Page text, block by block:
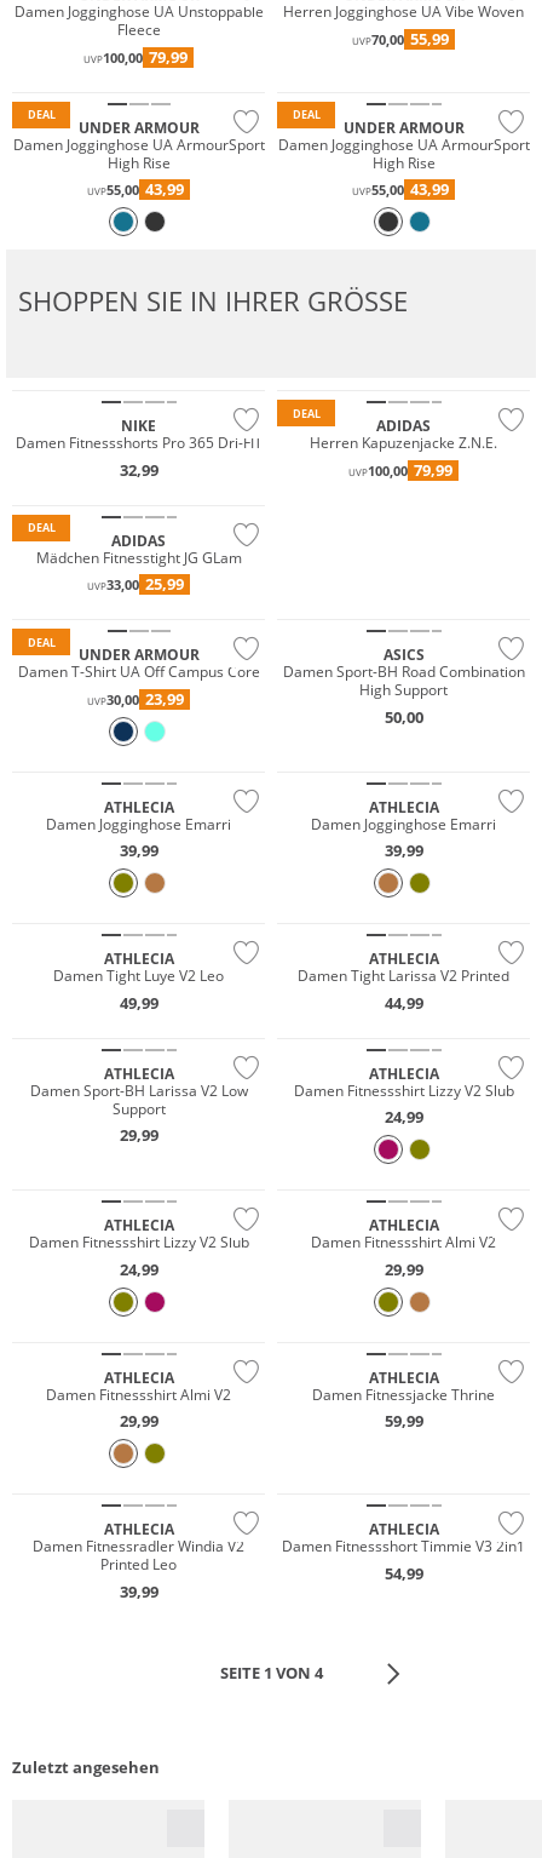
Damen Jogginghose UA Unstoppable
Fleece
UVP100,00 79,99
Herren Jogginghose UA Vibe Woven
UVP70,00 55,99
DEAL
UNDER ARMOUR
Damen Jogginghose UA ArmourSport
High Rise
UVP55,00 43,99
DEAL
UNDER ARMOUR
Damen Jogginghose UA ArmourSport
High Rise
UVP55,00 43,99
SHOPPEN SIE IN IHRER GRÖSSE
NIKE
Damen Fitnessshorts Pro 365 Dri-FIT
32,99
DEAL
ADIDAS
Herren Kapuzenjacke Z.N.E.
UVP100,00 79,99
DEAL
Preis & Wert
ADIDAS
Mädchen Fitnesstight JG GLam
UVP33,00 25,99
DEAL
UNDER ARMOUR
Damen T-Shirt UA Off Campus Core
UVP30,00 23,99
ASICS
Damen Sport-BH Road Combination
High Support
50,00
ATHLECIA
Damen Jogginghose Emarri
39,99
ATHLECIA
Damen Jogginghose Emarri
39,99
ATHLECIA
Damen Tight Luye V2 Leo
49,99
ATHLECIA
Damen Tight Larissa V2 Printed
44,99
ATHLECIA
Damen Sport-BH Larissa V2 Low
Support
29,99
NEU
ATHLECIA
Damen Fitnessshirt Lizzy V2 Slub
24,99
ATHLECIA
Damen Fitnessshirt Lizzy V2 Slub
24,99
ATHLECIA
Damen Fitnessshirt Almi V2
29,99
ATHLECIA
Damen Fitnessshirt Almi V2
29,99
ATHLECIA
Damen Fitnessjacke Thrine
59,99
ATHLECIA
Damen Fitnessradler Windia V2
Printed Leo
39,99
ATHLECIA
Damen Fitnessshort Timmie V3 2in1
54,99
SEITE 1 VON 4
Zuletzt angesehen